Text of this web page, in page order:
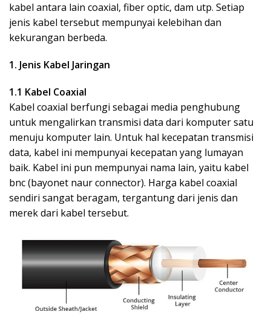
kabel antara lain coaxial, fiber optic, dam utp. Setiap
jenis kabel tersebut mempunyai kelebihan dan
kekurangan berbeda.
1. Jenis Kabel Jaringan
1.1 Kabel Coaxial
Kabel coaxial berfungi sebagai media penghubung
untuk mengalirkan transmisi data dari komputer satu
menuju komputer lain. Untuk hal kecepatan transmisi
data, kabel ini mempunyai kecepatan yang lumayan
baik. Kabel ini pun mempunyai nama lain, yaitu kabel
bnc (bayonet naur connector). Harga kabel coaxial
sendiri sangat beragam, tergantung dari jenis dan
merek dari kabel tersebut.